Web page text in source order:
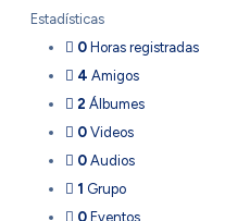
Estadísticas
0 Horas registradas
4 Amigos
2 Álbumes
0 Videos
0 Audios
1 Grupo
0 Eventos